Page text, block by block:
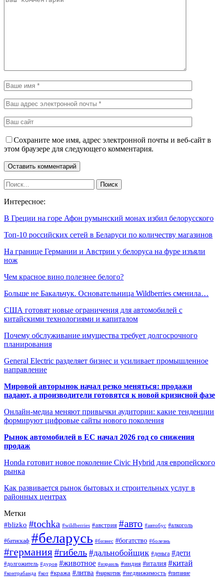
Сохраните мое имя, адрес электронной почты и веб-сайт в
этом браузере для следующего комментария.
Интересное:
В Греции на горе Афон румынский монах избил белорусского
Топ-10 российских сетей в Беларуси по количеству магазинов
На границе Германии и Австрии у белоруса на фуре изъяли
нож
Чем красное вино полезнее белого?
Больше не Бакальчук. Основательница Wildberries сменила…
США готовят новые ограничения для автомобилей с
китайскими технологиями и капиталом
Почему обслуживание имущества требует долгосрочного
планирования
General Electric разделяет бизнес и усиливает промышленное
направление
Мировой авторынок начал резко меняться: продажи
падают, а производители готовятся к новой кризисной фазе
Онлайн-медиа меняют привычки аудитории: какие тенденции
формируют цифровые сайты нового поколения
Рынок автомобилей в ЕС начал 2026 год со снижения
продаж
Honda готовит новое поколение Civic Hybrid для европейского
рынка
Как развивается рынок бытовых и строительных услуг в
районных центрах
Метки
#blizko #tochka #wildberries #австрия #авто #автобус #алкоголь
#батискаф #беларусь #бизнес #богатство #болезнь
#германия#гибель #дальнобойщик #деньга #дети
#долгожитель #дуров #животное #израиль #индия #италия #китай
#контрабанда #кот #кража #литва #наркотик #недвижимость #питание